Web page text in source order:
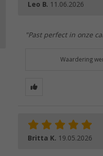
Leo B. 11.06.2026
"Past perfect in onze
Waardering
Britta K. 19.05.2026